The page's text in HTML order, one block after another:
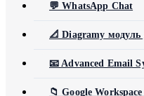
💬 WhatsApp Chat
📐 Diagramy модуль
📧 Advanced Email
📁 Google